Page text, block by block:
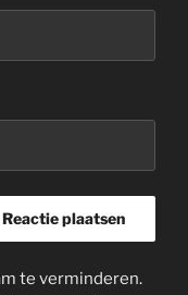
te verminderen.